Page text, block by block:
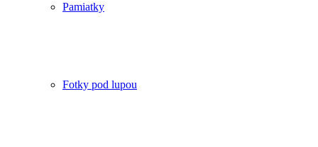
Pamiatky
Fotky pod lupou